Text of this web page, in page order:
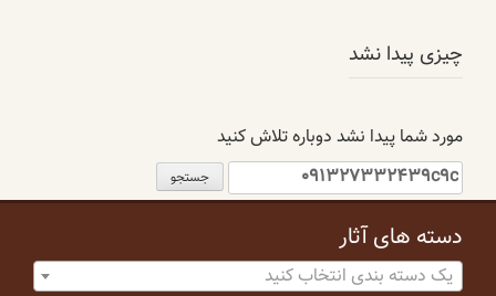
چیزی پیدا نشد
مورد شما پیدا نشد دوباره تلاش کنید
جستجو
برای:
دسته های آثار
یک دسته بندی انتخاب کنید